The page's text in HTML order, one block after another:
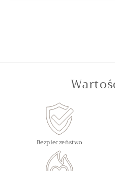
Bezpieczeństwo